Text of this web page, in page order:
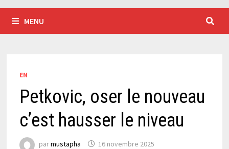
MENU
EN
Petkovic, oser le nouveau
c’est hausser le niveau
parmustapha 16 novembre 2025